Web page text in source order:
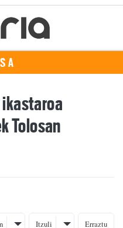
Tolosan
Itzuli Erraztu